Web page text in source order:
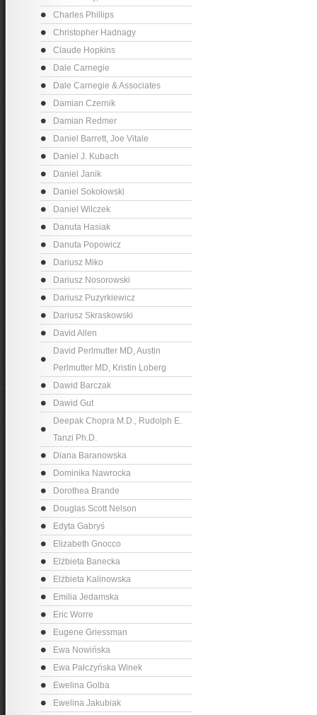
Charles Phillips
Christopher Hadnagy
Claude Hopkins
Dale Carnegie
Dale Carnegie & Associates
Damian Czernik
Damian Redmer
Daniel Barrett, Joe Vitale
Daniel J. Kubach
Daniel Janik
Daniel Sokołowski
Daniel Wilczek
Danuta Hasiak
Danuta Popowicz
Dariusz Miko
Dariusz Nosorowski
Dariusz Puzyrkiewicz
Dariusz Skraskowski
David Allen
David Perlmutter MD, Austin
Perlmutter MD, Kristin Loberg
Dawid Barczak
Dawid Gut
Deepak Chopra M.D., Rudolph E.
Tanzi Ph.D.
Diana Baranowska
Dominika Nawrocka
Dorothea Brande
Douglas Scott Nelson
Edyta Gabryś
Elizabeth Gnocco
Elżbieta Banecka
Elżbieta Kalinowska
Emilia Jedamska
Eric Worre
Eugene Griessman
Ewa Nowińska
Ewa Pałczyńska Winek
Ewelina Golba
Ewelina Jakubiak